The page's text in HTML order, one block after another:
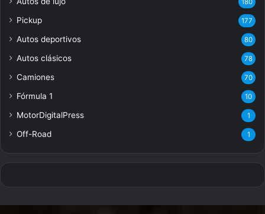
180
Pickup 177
Autos deportivos 80
Autos clásicos 78
Camiones 70
Fórmula 1 10
MotorDigitalPress 1
Off-Road 1